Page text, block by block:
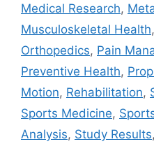
Medical Research,
Musculoskeletal Health,
Orthopedics, Pain
Preventive Health,
Motion, Rehabilitation,
Sports Medicine,
Analysis, Study Results,